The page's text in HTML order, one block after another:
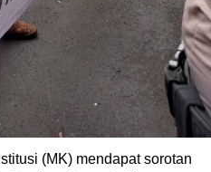
(MK) mendapat sorotan